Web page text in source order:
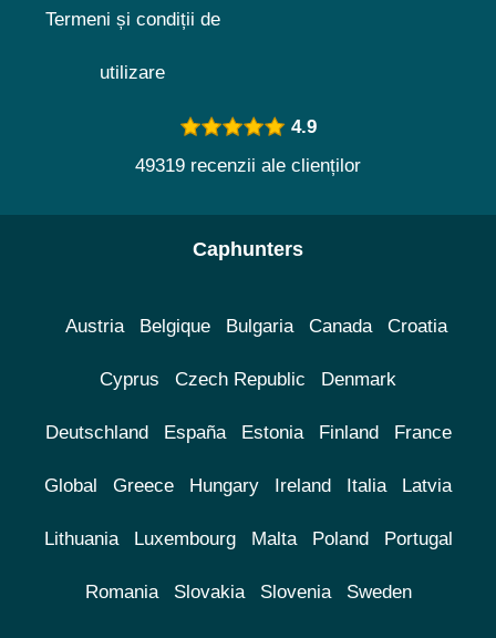
Termeni și condiții de
utilizare
4.9
49319 recenzii ale clienților
Caphunters
Austria Belgique Bulgaria Canada Croatia
Cyprus Czech Republic Denmark
Deutschland España Estonia Finland France
Global Greece Hungary Ireland Italia Latvia
Lithuania Luxembourg Malta Poland Portugal
Romania Slovakia Slovenia Sweden